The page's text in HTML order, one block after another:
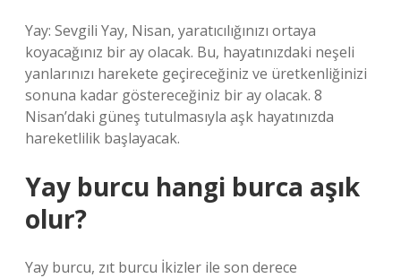
Yay: Sevgili Yay, Nisan, yaratıcılığınızı ortaya
koyacağınız bir ay olacak. Bu, hayatınızdaki neşeli
yanlarınızı harekete geçireceğiniz ve üretkenliğinizi
sonuna kadar göstereceğiniz bir ay olacak. 8
Nisan’daki güneş tutulmasıyla aşk hayatınızda
hareketlilik başlayacak.
Yay burcu hangi burca aşık
olur?
Yay burcu, zıt burcu İkizler ile son derece